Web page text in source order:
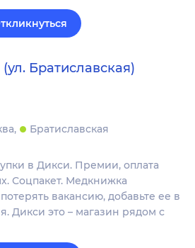
Братиславская)
Братиславская
в Дикси. Премии, оплата
Соцпакет. Медкнижка
вакансию, добавьте ее в
Дикси это – магазин рядом c